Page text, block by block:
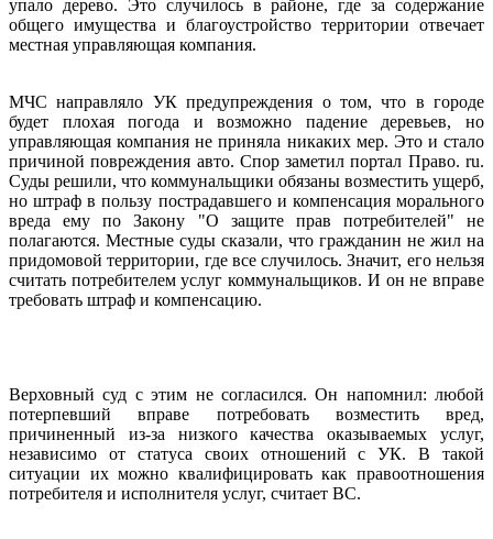
упало дерево. Это случилось в районе, где за содержание
общего имущества и благоустройство территории отвечает
местная управляющая компания.
МЧС направляло УК предупреждения о том, что в городе
будет плохая погода и возможно падение деревьев, но
управляющая компания не приняла никаких мер. Это и стало
причиной повреждения авто. Спор заметил портал Право. ru.
Суды решили, что коммунальщики обязаны возместить ущерб,
но штраф в пользу пострадавшего и компенсация морального
вреда ему по Закону "О защите прав потребителей" не
полагаются. Местные суды сказали, что гражданин не жил на
придомовой территории, где все случилось. Значит, его нельзя
считать потребителем услуг коммунальщиков. И он не вправе
требовать штраф и компенсацию.
Верховный суд с этим не согласился. Он напомнил: любой
потерпевший вправе потребовать возместить вред,
причиненный из-за низкого качества оказываемых услуг,
независимо от статуса своих отношений с УК. В такой
ситуации их можно квалифицировать как правоотношения
потребителя и исполнителя услуг, считает ВС.